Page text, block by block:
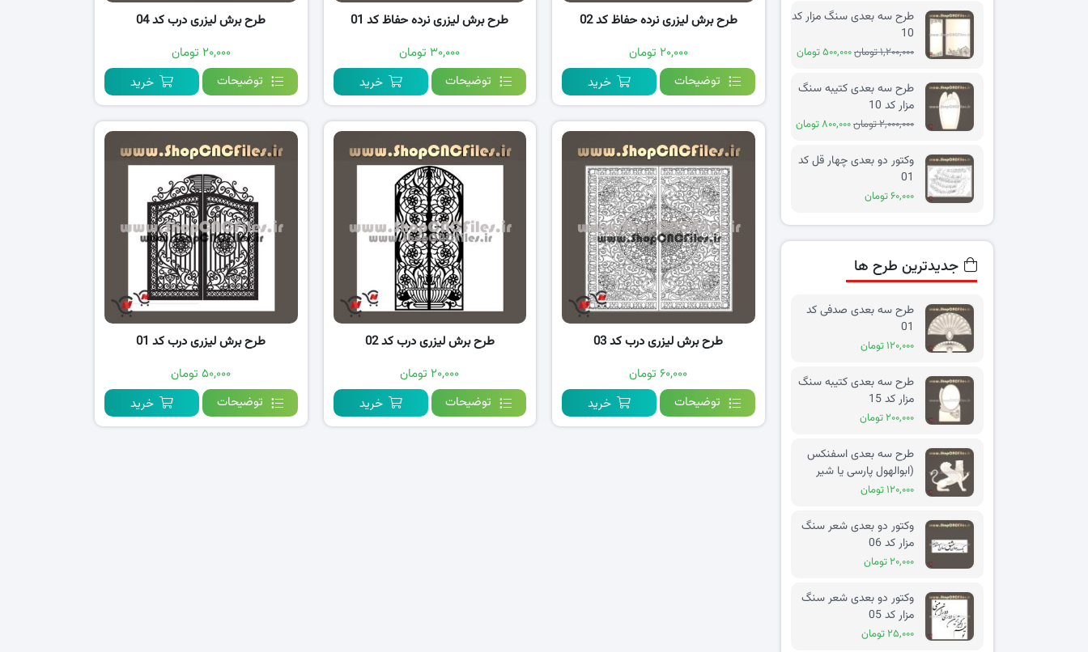
طرح برش لیزری نرده حفاظ کد 02
۲۰,۰۰۰ تومان
توضیحات
خرید
طرح برش لیزری نرده حفاظ کد 01
۳۰,۰۰۰ تومان
توضیحات
خرید
طرح برش لیزری درب کد 04
۲۰,۰۰۰ تومان
توضیحات
خرید
طرح برش لیزری درب کد 03
۶۰,۰۰۰ تومان
توضیحات
خرید
طرح برش لیزری درب کد 02
۲۰,۰۰۰ تومان
توضیحات
خرید
طرح برش لیزری درب کد 01
۵۰,۰۰۰ تومان
توضیحات
خرید
طرح سه بعدی سنگ مزار کد
10
۱,۲۰۰,۰۰۰ تومان ۵۰۰,۰۰۰ تومان
طرح سه بعدی کتیبه سنگ
مزار کد 10
۲,۰۰۰,۰۰۰ تومان ۸۰۰,۰۰۰ تومان
وکتور دو بعدی چهار قل کد
01
۶۰,۰۰۰ تومان
جدیدترین طرح ها
طرح سه بعدی صدفی کد
01
۱۲۰,۰۰۰ تومان
طرح سه بعدی کتیبه سنگ
مزار کد 15
۲۰۰,۰۰۰ تومان
طرح سه بعدی اسفنکس
(ابوالهول پارسی یا شیر
بالدار) کد 02
۱۲۰,۰۰۰ تومان
وکتور دو بعدی شعر سنگ
مزار کد 06
۲۰,۰۰۰ تومان
وکتور دو بعدی شعر سنگ
مزار کد 05
۲۵,۰۰۰ تومان